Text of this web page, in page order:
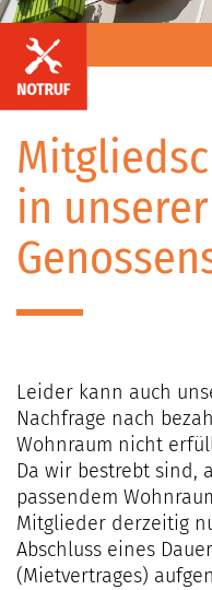
Während der
Geschäftszeiten:
Mo/Mi/Do
08:00–
12:00/13:00–
Dienstag
Uhr
Freitag
08:00–11:00 Uhr
Telefon (03301)
20 86 -0
Außerhalb der
in unserer
Leider kann auch
Nachfrage nach
Wohnraum nicht
Da wir bestrebt sind,
passendem
Mitglieder derzeitig
Abschluss eines
(Mietvertrages)